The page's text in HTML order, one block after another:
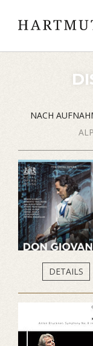
NACH
DETAILS